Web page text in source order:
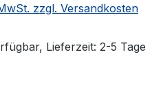
zzgl. Versandkosten
Lieferzeit: 2-5 Tage